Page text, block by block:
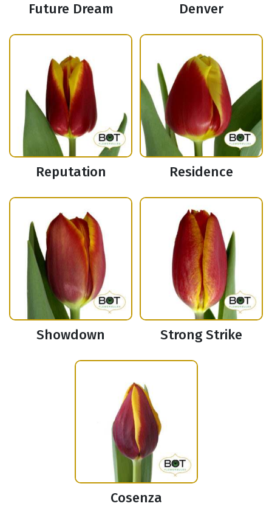
Future Dream Denver
Reputation Residence
Showdown Strong Strike
Cosenza